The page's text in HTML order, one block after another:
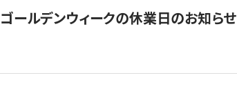
ゴールデンウィークの休業日のお知らせ